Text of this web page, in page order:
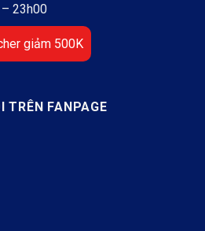
23h00
giảm 500K
TRÊN FANPAGE